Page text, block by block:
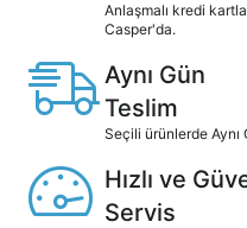
Anlaşmalı kredi
Casper'da.
Aynı Gün
Teslim
Seçili ürünlerde Aynı
Hızlı ve
Servis